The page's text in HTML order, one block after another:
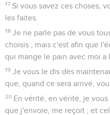
17 Si vous savez ces choses,
les faites.
18 Je ne parle pas de vous
choisis ; mais c'est afin que
qui mange le pain avec moi a
19 Je vous le dis dès
que, quand ce sera arrivé,
20 En vérité, en vérité, je
que j'envoie, me reçoit ; et